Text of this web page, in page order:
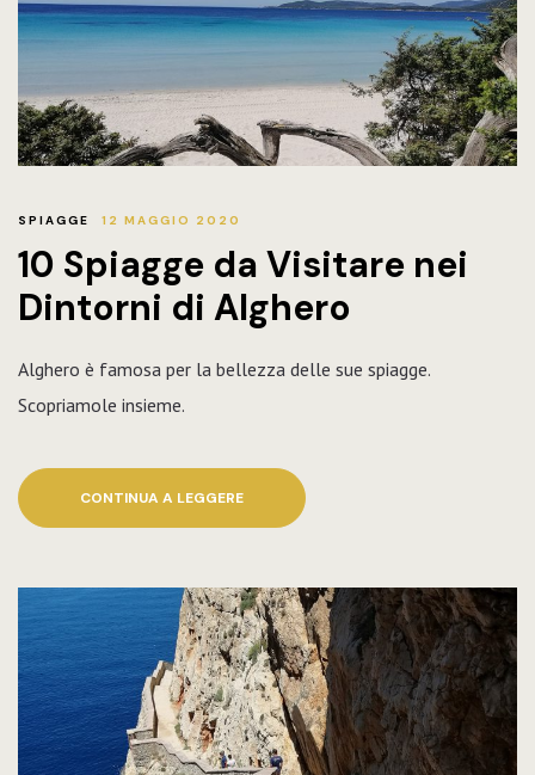
SPIAGGE 12 MAGGIO 2020
10 Spiagge da Visitare nei
Dintorni di Alghero
Alghero è famosa per la bellezza delle sue spiagge.
Scopriamole insieme.
CONTINUA A LEGGERE